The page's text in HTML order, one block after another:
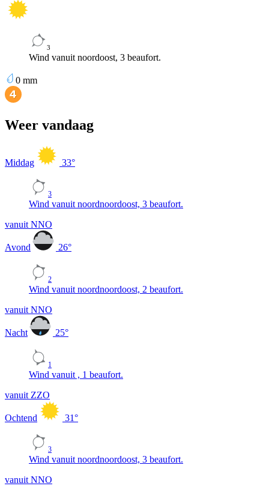
3
Wind vanuit noordoost, 3 beaufort.
0 mm
Weer vandaag
Middag 33°
3
Wind vanuit noordnoordoost, 3 beaufort.
vanuit NNO
Avond 26°
2
Wind vanuit noordnoordoost, 2 beaufort.
vanuit NNO
Nacht 25°
1
Wind vanuit , 1 beaufort.
vanuit ZZO
Ochtend 31°
3
Wind vanuit noordnoordoost, 3 beaufort.
vanuit NNO